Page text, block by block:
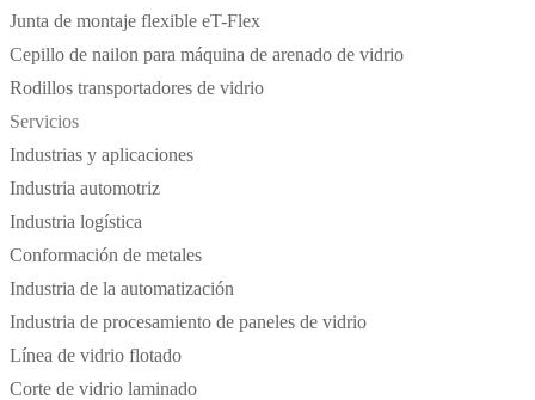
Junta de montaje flexible eT-Flex
Cepillo de nailon para máquina de arenado de vidrio
Rodillos transportadores de vidrio
Servicios
Industrias y aplicaciones
Industria automotriz
Industria logística
Conformación de metales
Industria de la automatización
Industria de procesamiento de paneles de vidrio
Línea de vidrio flotado
Corte de vidrio laminado